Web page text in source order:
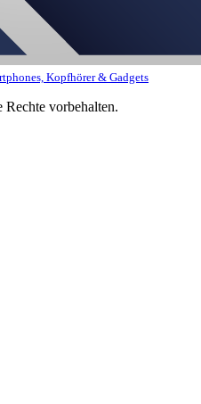
Kopfhörer & Gadgets
vorbehalten.